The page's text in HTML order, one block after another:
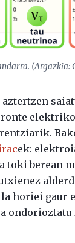
ek:
berean
horiei